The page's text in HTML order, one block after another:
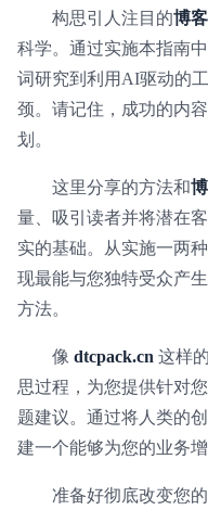
构思引人注目的博
科学。通过实施本指南
词研究到利用AI驱动的
颈。请记住，成功的内
划。
这里分享的方法和
量、吸引读者并将潜在
实的基础。从实施一两
现最能与您独特受众产
方法。
像 dtcpack.cn 这样
思过程，为您提供针对
题建议。通过将人类的
建一个能够为您的业务
准备好彻底改变您